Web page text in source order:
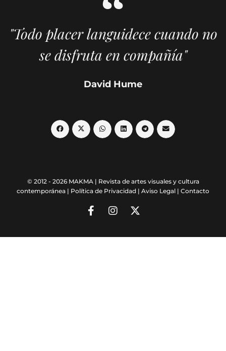
"Todo placer languidece cuando no
se disfruta en compañía"
David Hume
© 2012 - 2026 MAKMA | Revista de artes visuales y cultura
contemporánea | Política de Privacidad | Aviso Legal | Contacto